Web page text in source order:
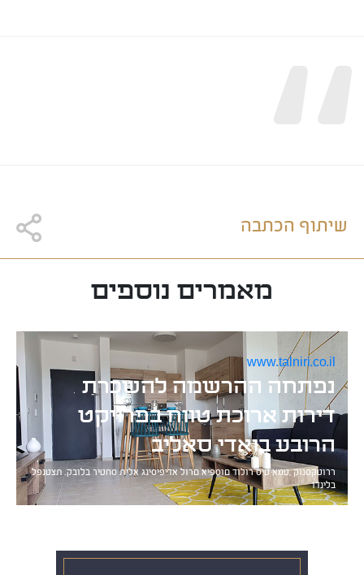
“
שיתוף הכתבה
מאמרים נוספים
www.talniri.co.il
נפתחה ההרשמה להשכרת
דירות ארוכת טווח בפרויקט
הרובע בואדי סאליב
ררוטקסנוק ,טמא טיס רולוד םוספיא םרול אדיפיסינג אלית סחטיר בלובק. תצטנפל
בלינדו